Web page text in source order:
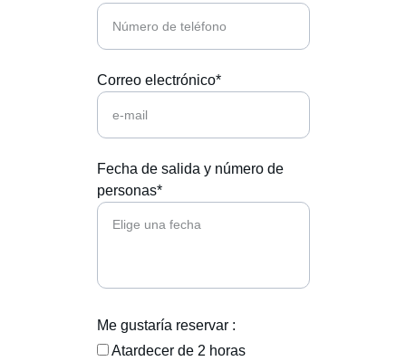
Correo electrónico*
Fecha de salida y número de
personas*
Me gustaría reservar :
Atardecer de 2 horas